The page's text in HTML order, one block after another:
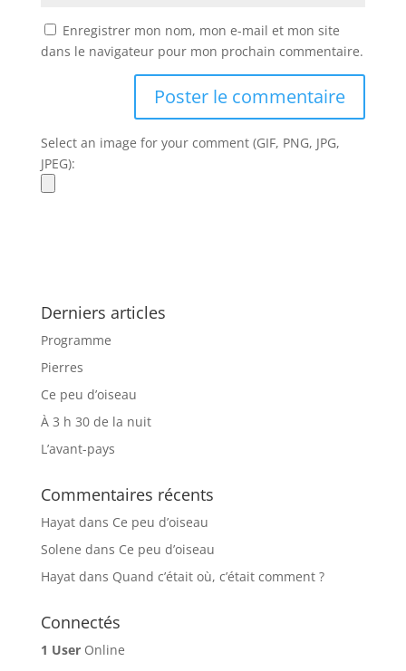
Enregistrer mon nom, mon e-mail et mon site
dans le navigateur pour mon prochain commentaire.
Select an image for your comment (GIF, PNG, JPG,
JPEG):
Derniers articles
Programme
Pierres
Ce peu d’oiseau
À 3 h 30 de la nuit
L’avant-pays
Commentaires récents
Hayatdans Ce peu d’oiseau
Solene dans Ce peu d’oiseau
Hayatdans Quand c’était où, c’était comment ?
Connectés
1 UserOnline